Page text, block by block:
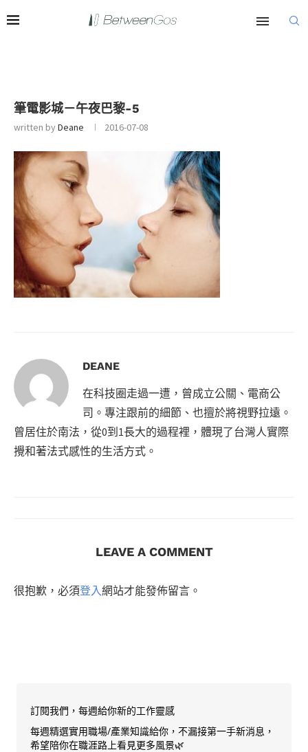
筆電影城－午夜巴黎-5
written byDeane 2016-07-08
DEANE
在科技圈走過一遭，曾成立公關、電商公
司。專注跟前的細節、也擅於將視野拉遠。
曾居住於南法，從0到1長大的過程裡，體現了台灣人實際
攪和著法式感性的生活方式。
LEAVE A COMMENT
很抱歉，必須登入網站才能發佈留言。
訂閱我們，每週給你新的工作靈感
每週精選實用職場/產業知識給你，不漏接第一手新消息，
希望陪你在職涯路上看見更多風景🌿